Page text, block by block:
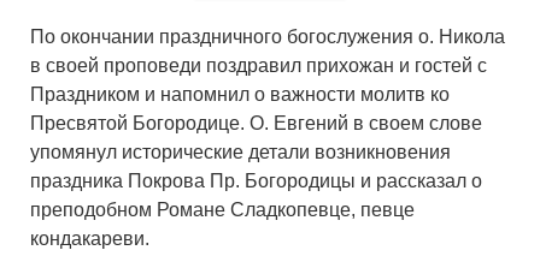
По окончании праздничного богослужения о. Никола
в своей проповеди поздравил прихожан и гостей с
Праздником и напомнил о важности молитв ко
Пресвятой Богородице. О. Евгений в своем слове
упомянул исторические детали возникновения
праздника Покрова Пр. Богородицы и рассказал о
преподобном Романе Сладкопевце, певце
кондакареви.